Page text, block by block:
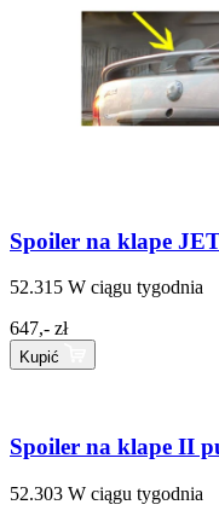
Spoiler na klape
52.315 W ciągu tygodnia
647,- zł
Kupić
Spoiler na klape II
52.303 W ciągu tygodnia